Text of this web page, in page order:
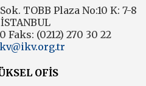
TOBB Plaza No:10 K: 7-8
Faks: (0212) 270 30 22
OFİS